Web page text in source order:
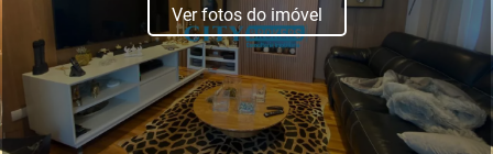
Ver fotos do imóvel